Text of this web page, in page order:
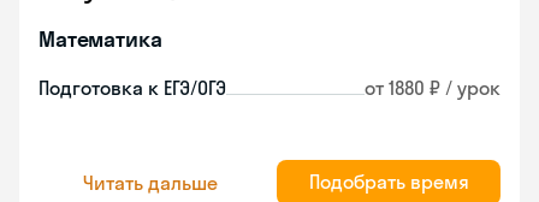
Математика
Подготовка к ЕГЭ/ОГЭ от 1880 ₽ / урок
Читать дальше Подобрать время